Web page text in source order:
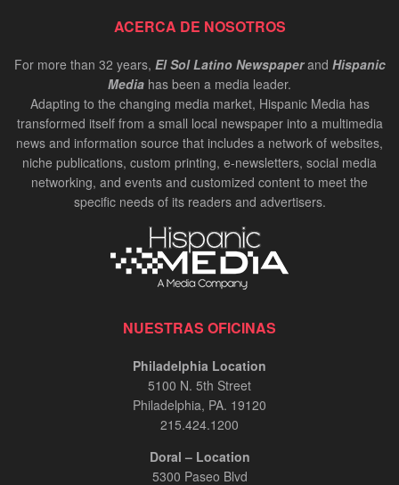
ACERCA DE NOSOTROS
For more than 32 years, El Sol Latino Newspaperand Hispanic
Media has been a media leader.
Adapting to the changing media market, Hispanic Media has
transformed itself from a small local newspaper into a multimedia
news and information source that includes a network of websites,
niche publications, custom printing, e-newsletters, social media
networking, and events and customized content to meet the
specific needs of its readers and advertisers.
NUESTRAS OFICINAS
Philadelphia Location
5100 N. 5th Street
Philadelphia, PA. 19120
215.424.1200
Doral – Location
5300 Paseo Blvd